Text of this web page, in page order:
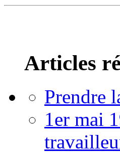
Articles
Prendre
1er mai